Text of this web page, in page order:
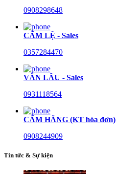
0908298648
CẨM LỆ - Sales
0357284470
VĂN LÂU - Sales
0931118564
CẨM HẰNG (KT hóa đơn)
0908244909
Tin tức & Sự kiện